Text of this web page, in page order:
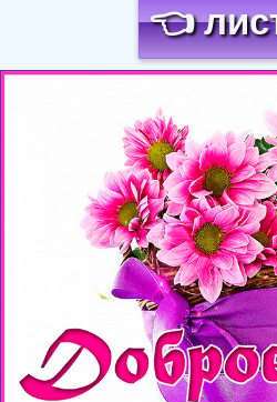
👈
Загрузка